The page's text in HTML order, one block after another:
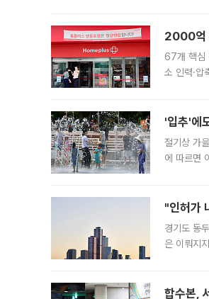
2000억
67개 핵심
소 인력·압
'입추'에
절기상 가
에 따르면
"인허가
경기도 동
은 이뤄지
합수본,